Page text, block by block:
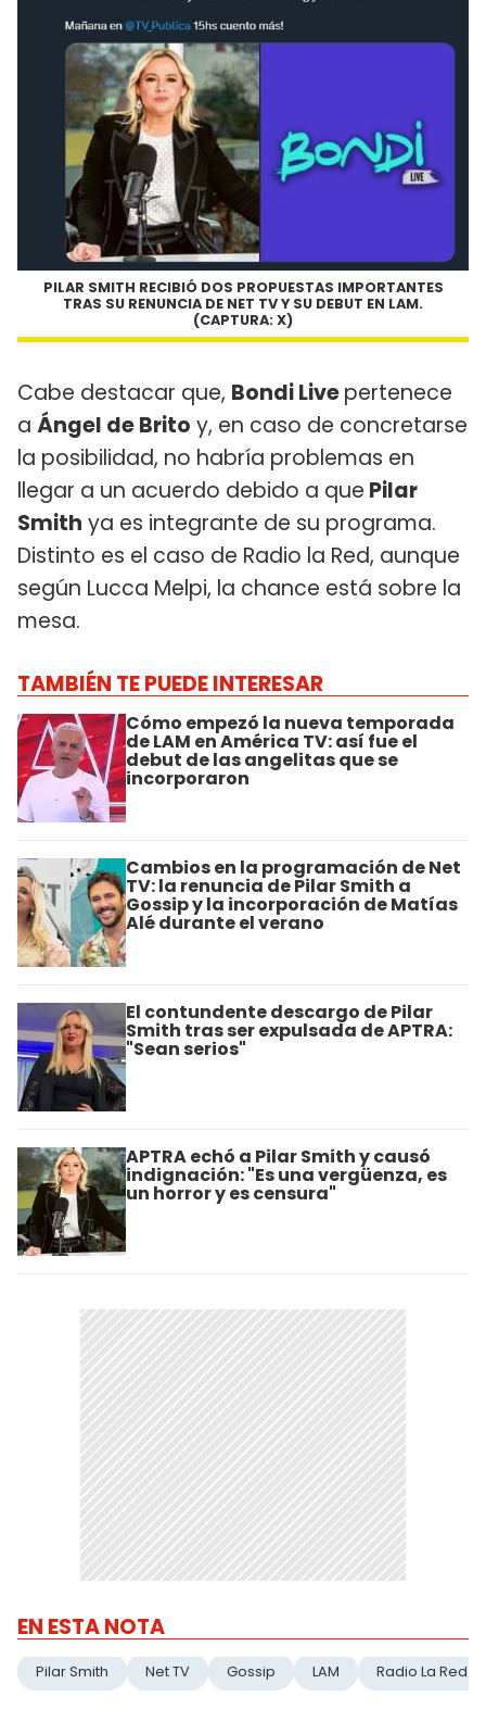
PILAR SMITH RECIBIÓ DOS PROPUESTAS IMPORTANTES
TRAS SU RENUNCIA DE NET TV Y SU DEBUT EN LAM.
(CAPTURA: X)
Cabe destacar que, Bondi Livepertenece
a Ángel de Brito y, en caso de concretarse
la posibilidad, no habría problemas en
llegar a un acuerdo debido a que Pilar
Smith ya es integrante de su programa.
Distinto es el caso de Radio la Red, aunque
según Lucca Melpi, la chance está sobre la
mesa.
TAMBIÉN TE PUEDE INTERESAR
Cómo empezó la nueva temporada
de LAM en América TV: así fue el
debut de las angelitas que se
incorporaron
Cambios en la programación de Net
TV: la renuncia de Pilar Smith a
Gossip y la incorporación de Matías
Alé durante el verano
El contundente descargo de Pilar
Smith tras ser expulsada de APTRA:
"Sean serios"
APTRA echó a Pilar Smith y causó
indignación: "Es una vergüenza, es
un horror y es censura"
EN ESTA NOTA
Pilar Smith Net TV Gossip LAM Radio La Red